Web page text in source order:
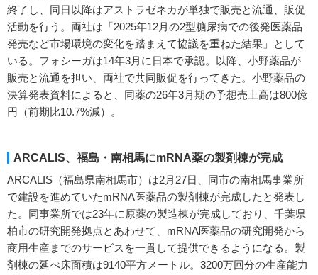
終了し、同日以降はアストラゼネカが単独で販売と流通、販促
活動を行う。両社は「2025年12月の2型糖尿病での後発医薬品
発売など市場環境の変化を踏まえて協議を重ねた結果」として
いる。フォシーガは14年3月に日本で承認。以降、小野薬品が
販売と流通を担い、両社で共同販促を行ってきた。小野薬品の
決算発表資料によると、同薬の26年3月期の予想売上高は800億
円（前期比10.7%減）。
ARCALIS、福島・南相馬にmRNA薬の製剤棟が完成
ARCALIS（福島県南相馬市）は2月27日、同市の南相馬事業所
で建設を進めていたmRNA医薬品の製剤棟が完成したと発表し
た。同事業所では23年に原薬の製造棟が完成しており、千葉県
柏市の研究開発拠点とあわせて、mRNA医薬品の研究開発から
商用生産までのサービスを一貫して提供できるようになる。製
剤棟の延べ床面積は9140平方メートル。3200万回分の生産能力